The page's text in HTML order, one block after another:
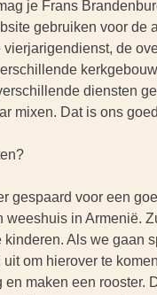
je Frans
gebruiken voor de
de
diensten
mixen. Dat is ons
gespaard voor een
weeshuis in Armenië.
Als we gaan
om hierover te
maken een